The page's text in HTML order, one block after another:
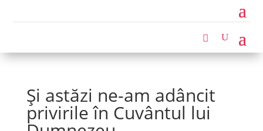
Și astăzi ne-am adâncit
privirile în Cuvântul lui